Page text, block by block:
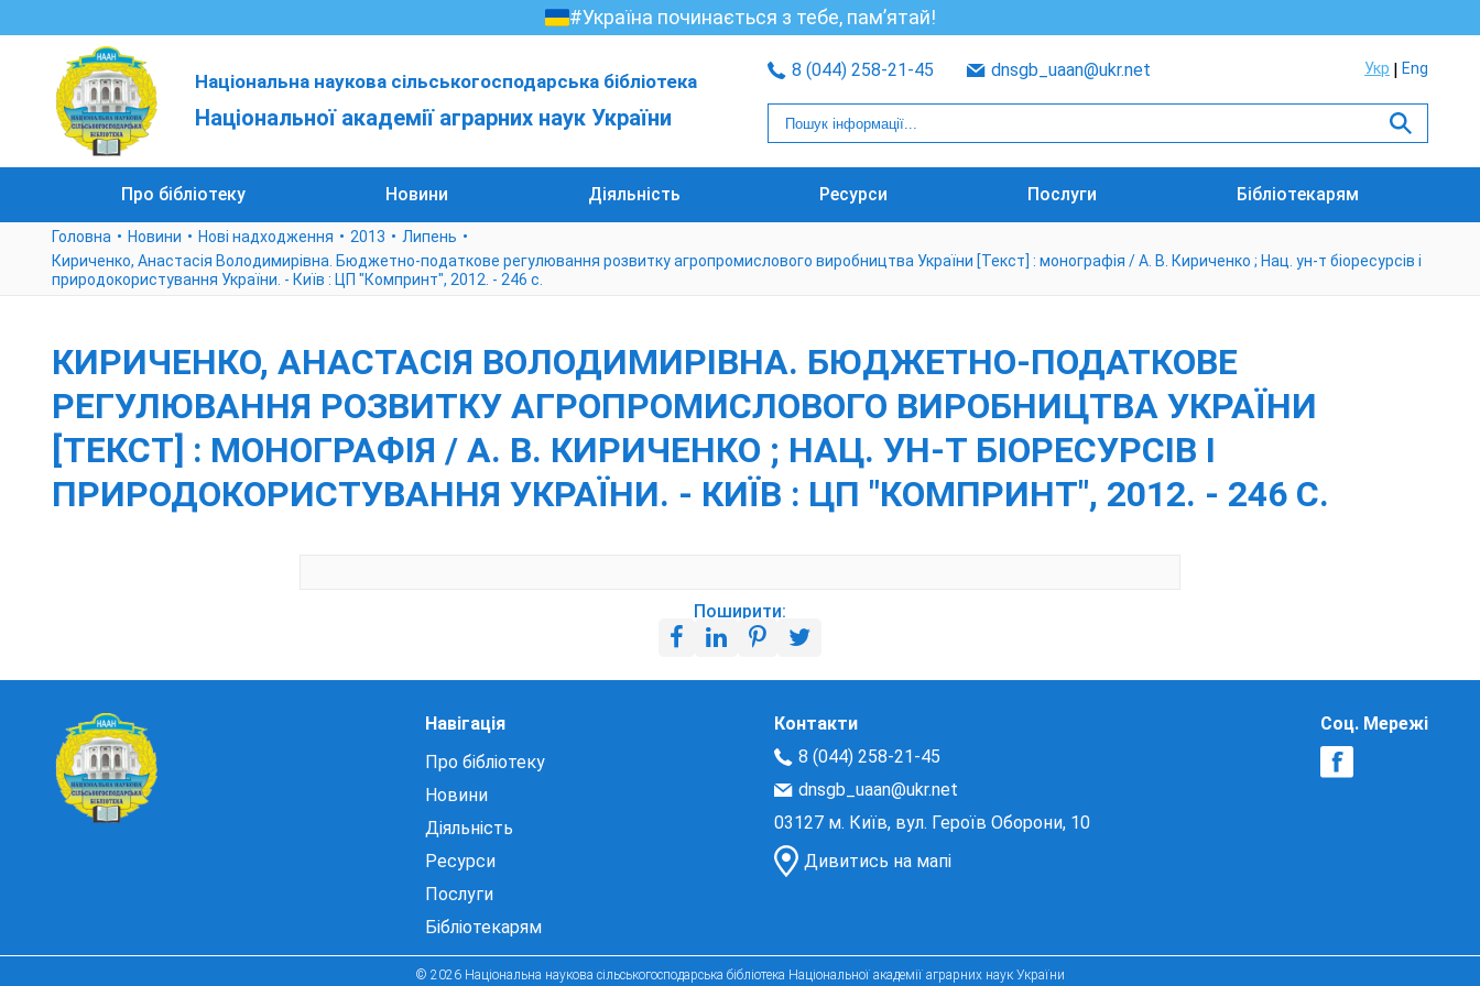
#Україна починається з тебе, пам’ятай!
Національна наукова сільськогосподарська бібліотека
Національної академії аграрних наук України
8 (044) 258-21-45 dnsgb_uaan@ukr.net Укр Eng
Про бібліотеку Новини Діяльність Ресурси Послуги Бібліотекарям
Головна Новини Нові надходження 2013
Липень
Кириченко, Анастасія Володимирівна. Бюджетно-податкове регулювання розвитку агропромислового виробництва України [Текст] : монографія / А. В. Кириченко ; Нац. ун-т біоресурсів і
природокористування України. - Київ : ЦП "Компринт", 2012. - 246 с.
КИРИЧЕНКО, АНАСТАСІЯ ВОЛОДИМИРІВНА. БЮДЖЕТНО-ПОДАТКОВЕ
РЕГУЛЮВАННЯ РОЗВИТКУ АГРОПРОМИСЛОВОГО ВИРОБНИЦТВА УКРАЇНИ
[ТЕКСТ] : МОНОГРАФІЯ / А. В. КИРИЧЕНКО ; НАЦ. УН-Т БІОРЕСУРСІВ І
ПРИРОДОКОРИСТУВАННЯ УКРАЇНИ. - КИЇВ : ЦП "КОМПРИНТ", 2012. - 246 С.
Поширити:
Навігація
Про бібліотеку
Новини
Діяльність
Ресурси
Послуги
Бібліотекарям
Контакти
8 (044) 258-21-45
dnsgb_uaan@ukr.net
03127 м. Київ, вул. Героїв Оборони, 10
Дивитись на мапі
Соц. Мережі
© 2026 Національна наукова сільськогосподарська бібліотека Національної академії аграрних наук України